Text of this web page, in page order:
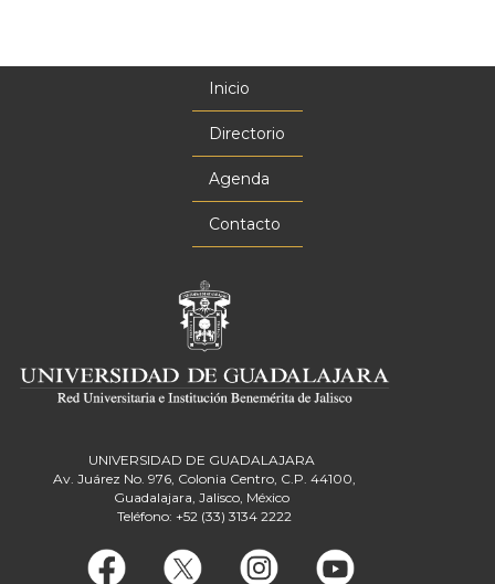
Inicio
Directorio
Agenda
Contacto
UNIVERSIDAD DE GUADALAJARA
Av. Juárez No. 976, Colonia Centro, C.P. 44100,
Guadalajara, Jalisco, México
Teléfono: +52 (33) 3134 2222